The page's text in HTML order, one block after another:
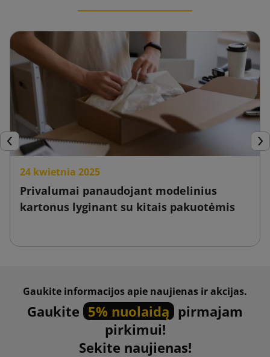
Ankstesnis
24 kwietnia 2025
Privalumai panaudojant modelinius
kartonus lyginant su kitais pakuotėmis
Gaukite informacijos apie naujienas ir akcijas.
Gaukite 5% nuolaidą pirmajam
pirkimui!
Sekite naujienas!